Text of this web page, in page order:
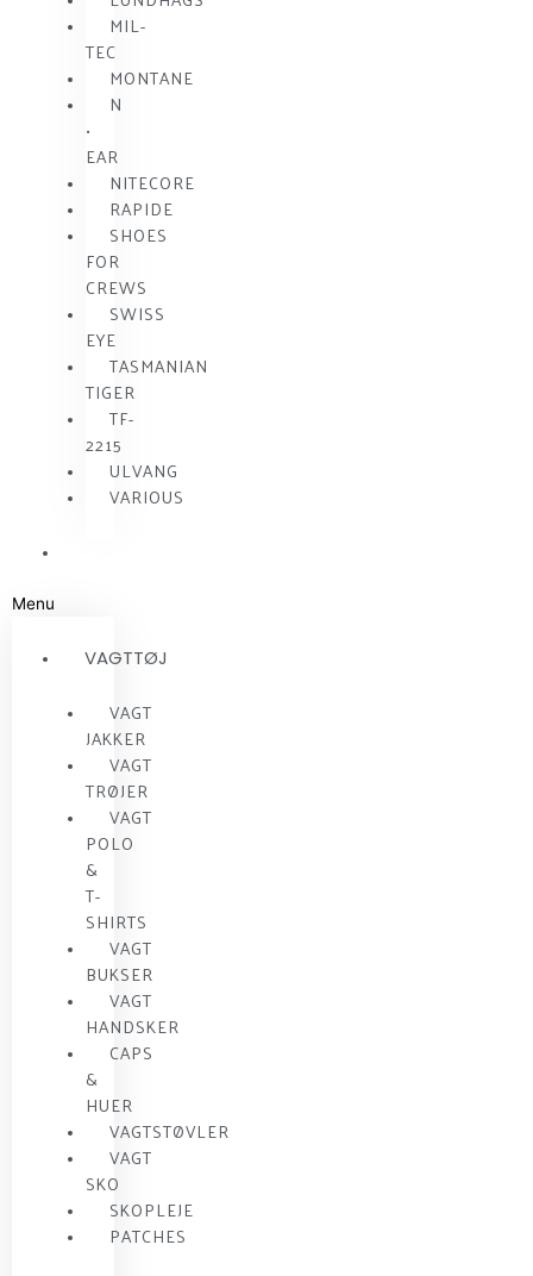
MIL-
TEC
MONTANE
N
•
EAR
NITECORE
RAPIDE
SHOES
FOR
CREWS
SWISS
EYE
TASMANIAN
TIGER
TF-
2215
ULVANG
VARIOUS
Menu
VAGTTØJ
VAGT
JAKKER
VAGT
TRØJER
VAGT
POLO
&
T-
SHIRTS
VAGT
BUKSER
VAGT
HANDSKER
CAPS
&
HUER
VAGTSTØVLER
VAGT
SKO
SKOPLEJE
PATCHES